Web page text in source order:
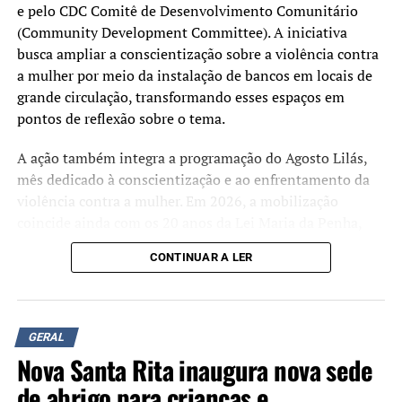
matrículas. Na Central de Vagas, o horário será o mesmo.
CULTURA
Os espaços culturais, como a Biblioteca Pública e museus,
estarão fechados durante o período.
TÓPICOS RELACIONADOS:
FERIADO
SERVIÇOS PÚBLICOS
e pelo CDC Comitê de Desenvolvimento Comunitário
(Community Development Committee). A iniciativa
busca ampliar a conscientização sobre a violência contra
a mulher por meio da instalação de bancos em locais de
grande circulação, transformando esses espaços em
pontos de reflexão sobre o tema.
A ação também integra a programação do Agosto Lilás,
mês dedicado à conscientização e ao enfrentamento da
violência contra a mulher. Em 2026, a mobilização
marco da legislação brasileira de proteção às mulheres
em situação de violência.
Além da instalação dos bancos, estão sendo realizadas
oficinas de pintura e rodas de conversa para discutir a
prevenção da violência de gênero e divulgar informações
sobre a rede de proteção às vítimas.
CONTINUAR A LER
GERAL
Nova Santa Rita inaugura nova sede